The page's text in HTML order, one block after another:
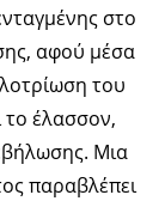
στο
αφού μέσα
του
το έλασσον,
Μια
παραβλέπει